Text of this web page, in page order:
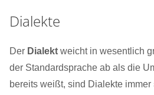
Dialekte
Der Dialekt weicht in wesentlich
der Standardsprache ab als die
bereits weißt, sind Dialekte immer